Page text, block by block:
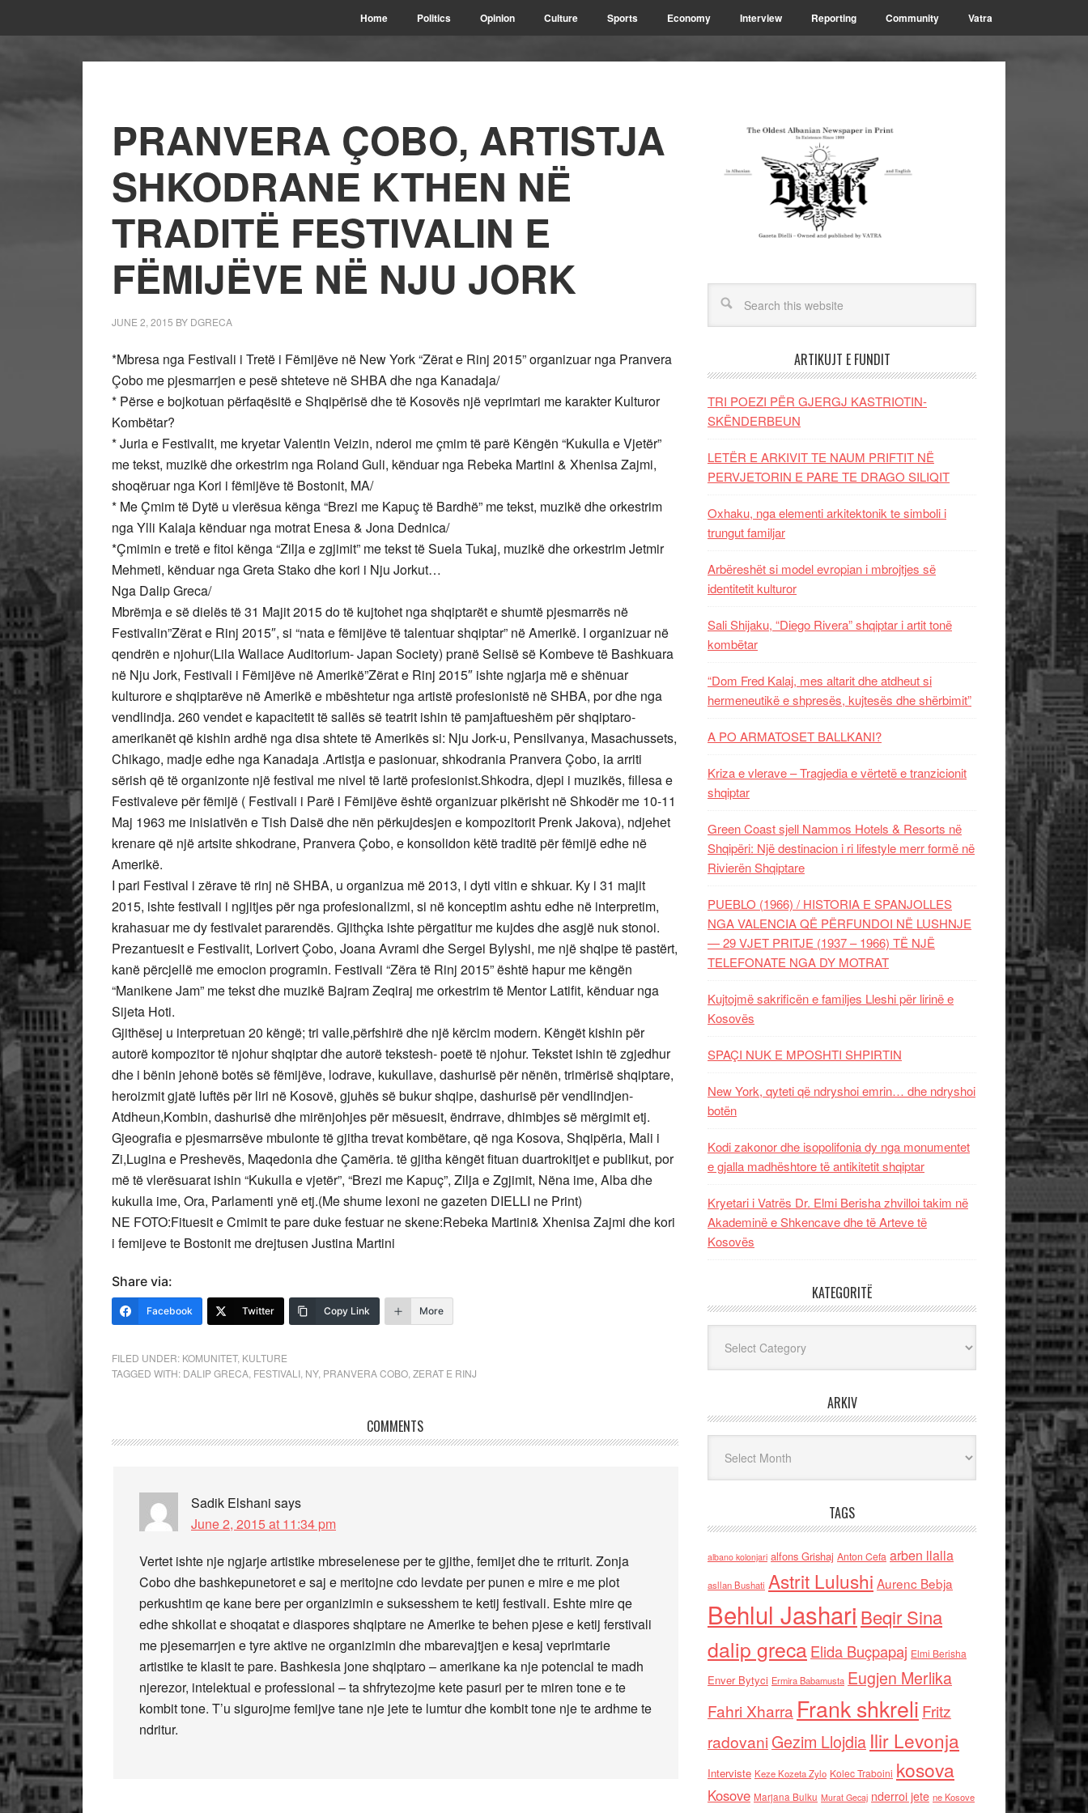
Home Politics Opinion Culture Sports Economy Interview Reporting Community Vatra
PRANVERA ÇOBO, ARTISTJA
SHKODRANE KTHEN NË
TRADITË FESTIVALIN E
FËMIJËVE NË NJU JORK
JUNE 2, 2015 BY DGRECA
*Mbresa nga Festivali i Tretë i Fëmijëve në New York “Zërat e Rinj 2015” organizuar nga Pranvera
Çobo me pjesmarrjen e pesë shteteve në SHBA dhe nga Kanadaja/
* Përse e bojkotuan përfaqësitë e Shqipërisë dhe të Kosovës një veprimtari me karakter Kulturor
Kombëtar?
* Juria e Festivalit, me kryetar Valentin Veizin, nderoi me çmim të parë Këngën “Kukulla e Vjetër”
me tekst, muzikë dhe orkestrim nga Roland Guli, kënduar nga Rebeka Martini & Xhenisa Zajmi,
shoqëruar nga Kori i fëmijëve të Bostonit, MA/
* Me Çmim të Dytë u vlerësua kënga “Brezi me Kapuç të Bardhë” me tekst, muzikë dhe orkestrim
nga Ylli Kalaja kënduar nga motrat Enesa & Jona Dednica/
*Çmimin e tretë e fitoi kënga “Zilja e zgjimit” me tekst të Suela Tukaj, muzikë dhe orkestrim Jetmir
Mehmeti, kënduar nga Greta Stako dhe kori i Nju Jorkut…
Nga Dalip Greca/
Mbrëmja e së dielës të 31 Majit 2015 do të kujtohet nga shqiptarët e shumtë pjesmarrës në
Festivalin”Zërat e Rinj 2015″, si “nata e fëmijëve të talentuar shqiptar” në Amerikë. I organizuar në
qendrën e njohur(Lila Wallace Auditorium- Japan Society) pranë Selisë së Kombeve të Bashkuara
në Nju Jork, Festivali i Fëmijëve në Amerikë”Zërat e Rinj 2015″ ishte ngjarja më e shënuar
kulturore e shqiptarëve në Amerikë e mbështetur nga artistë profesionistë në SHBA, por dhe nga
vendlindja. 260 vendet e kapacitetit të sallës së teatrit ishin të pamjaftueshëm për shqiptaro-
amerikanët që kishin ardhë nga disa shtete të Amerikës si: Nju Jork-u, Pensilvanya, Masachussets,
Chikago, madje edhe nga Kanadaja .Artistja e pasionuar, shkodrania Pranvera Çobo, ia arriti
sërish që të organizonte një festival me nivel të lartë profesionist.Shkodra, djepi i muzikës, fillesa e
Festivaleve për fëmijë ( Festivali i Parë i Fëmijëve është organizuar pikërisht në Shkodër me 10-11
Maj 1963 me inisiativën e Tish Daisë dhe nën përkujdesjen e kompozitorit Prenk Jakova), ndjehet
krenare që një artsite shkodrane, Pranvera Çobo, e konsolidon këtë traditë për fëmijë edhe në
Amerikë.
I pari Festival i zërave të rinj në SHBA, u organizua më 2013, i dyti vitin e shkuar. Ky i 31 majit
2015, ishte festivali i ngjitjes për nga profesionalizmi, si në konceptim ashtu edhe në interpretim,
krahasuar me dy festivalet pararendës. Gjithçka ishte përgatitur me kujdes dhe asgjë nuk stonoi.
Prezantuesit e Festivalit, Lorivert Çobo, Joana Avrami dhe Sergei Bylyshi, me një shqipe të pastërt,
kanë përcjellë me emocion programin. Festivali “Zëra të Rinj 2015” është hapur me këngën
“Manikene Jam” me tekst dhe muzikë Bajram Zeqiraj me orkestrim të Mentor Latifit, kënduar nga
Sijeta Hoti.
Gjithësej u interpretuan 20 këngë; tri valle,përfshirë dhe një kërcim modern. Këngët kishin për
autorë kompozitor të njohur shqiptar dhe autorë tekstesh- poetë të njohur. Tekstet ishin të zgjedhur
dhe i bënin jehonë botës së fëmijëve, lodrave, kukullave, dashurisë për nënën, trimërisë shqiptare,
heroizmit gjatë luftës për liri në Kosovë, gjuhës së bukur shqipe, dashurisë për vendlindjen-
Atdheun,Kombin, dashurisë dhe mirënjohjes për mësuesit, ëndrrave, dhimbjes së mërgimit etj.
Gjeografia e pjesmarrsëve mbulonte të gjitha trevat kombëtare, që nga Kosova, Shqipëria, Mali i
Zi,Lugina e Preshevës, Maqedonia dhe Çamëria. të gjitha këngët fituan duartrokitjet e publikut, por
më të vlerësuarat ishin “Kukulla e vjetër”, “Brezi me Kapuç”, Zilja e Zgjimit, Nëna ime, Alba dhe
kukulla ime, Ora, Parlamenti ynë etj.(Me shume lexoni ne gazeten DIELLI ne Print)
NE FOTO:Fituesit e Cmimit te pare duke festuar ne skene:Rebeka Martini& Xhenisa Zajmi dhe kori
i femijeve te Bostonit me drejtusen Justina Martini
Share via:
Facebook Twitter Copy Link More
FILED UNDER: KOMUNITET, KULTURE
TAGGED WITH: DALIP GRECA FESTIVALI NY, PRANVERA COBO ZERAT E RINJ
COMMENTS
Sadik Elshani says
June 2, 2015 at 11:34 pm
Vertet ishte nje ngjarje artistike mbreselenese per te gjithe, femijet dhe te rriturit. Zonja
Cobo dhe bashkepunetoret e saj e meritojne cdo levdate per punen e mire e me plot
perkushtim qe kane bere per organizimin e suksesshem te ketij festivali. Eshte mire qe
edhe shkollat e shoqatat e diaspores shqiptare ne Amerike te behen pjese e ketij ferstivali
me pjesemarrjen e tyre aktive ne organizimin dhe mbarevajtjen e kesaj veprimtarie
artistike te klasit te pare. Bashkesia jone shqiptaro – amerikane ka nje potencial te madh
njerezor, intelektual e professional – ta shfrytezojme kete pasuri per te miren tone e te
kombit tone. T’u sigurojme femijve tane nje jete te lumtur dhe kombit tone nje te ardhme te
ndritur.
ARTIKUJT E FUNDIT
TRI POEZI PËR GJERGJ KASTRIOTIN-
SKËNDERBEUN
LETËR E ARKIVIT TE NAUM PRIFTIT NË
PERVJETORIN E PARE TE DRAGO SILIQIT
Oxhaku, nga elementi arkitektonik te simboli i
trungut familjar
Arbëreshët si model evropian i mbrojtjes së
identitetit kulturor
Sali Shijaku, “Diego Rivera” shqiptar i artit tonë
kombëtar
“Dom Fred Kalaj, mes altarit dhe atdheut si
hermeneutikë e shpresës, kujtesës dhe shërbimit”
A PO ARMATOSET BALLKANI?
Kriza e vlerave – Tragjedia e vërtetë e tranzicionit
shqiptar
Green Coast sjell Nammos Hotels & Resorts në
Shqipëri: Një destinacion i ri lifestyle merr formë në
Rivierën Shqiptare
PUEBLO (1966) / HISTORIA E SPANJOLLES
NGA VALENCIA QË PËRFUNDOI NË LUSHNJE
— 29 VJET PRITJE (1937 – 1966) TË NJË
TELEFONATE NGA DY MOTRAT
Kujtojmë sakrificën e familjes Lleshi për lirinë e
Kosovës
SPAÇI NUK E MPOSHTI SHPIRTIN
New York, qyteti që ndryshoi emrin… dhe ndryshoi
botën
Kodi zakonor dhe isopolifonia dy nga monumentet
e gjalla madhështore të antikitetit shqiptar
Kryetari i Vatrës Dr. Elmi Berisha zhvilloi takim në
Akademinë e Shkencave dhe të Arteve të
Kosovës
KATEGORITË
ARKIV
TAGS
albano kolonjari alfons Grishaj Anton Cefa arben llalla
asllan Bushati Astrit Lulushi Aurenc Bebja
Behlul Jashari Beqir Sina
dalip grecaElida Buçpapaj Elmi Berisha
Enver Bytyci Ermira Babamusta Eugjen Merlika
Fahri Xharra Frank shkreli Fritz
radovaniGezim Llojdia Ilir Levonja
Interviste Keze Kozeta Zylo Kolec Traboini kosova
Kosove Marjana Bulku Murat Gecaj nderroi jete ne Kosove